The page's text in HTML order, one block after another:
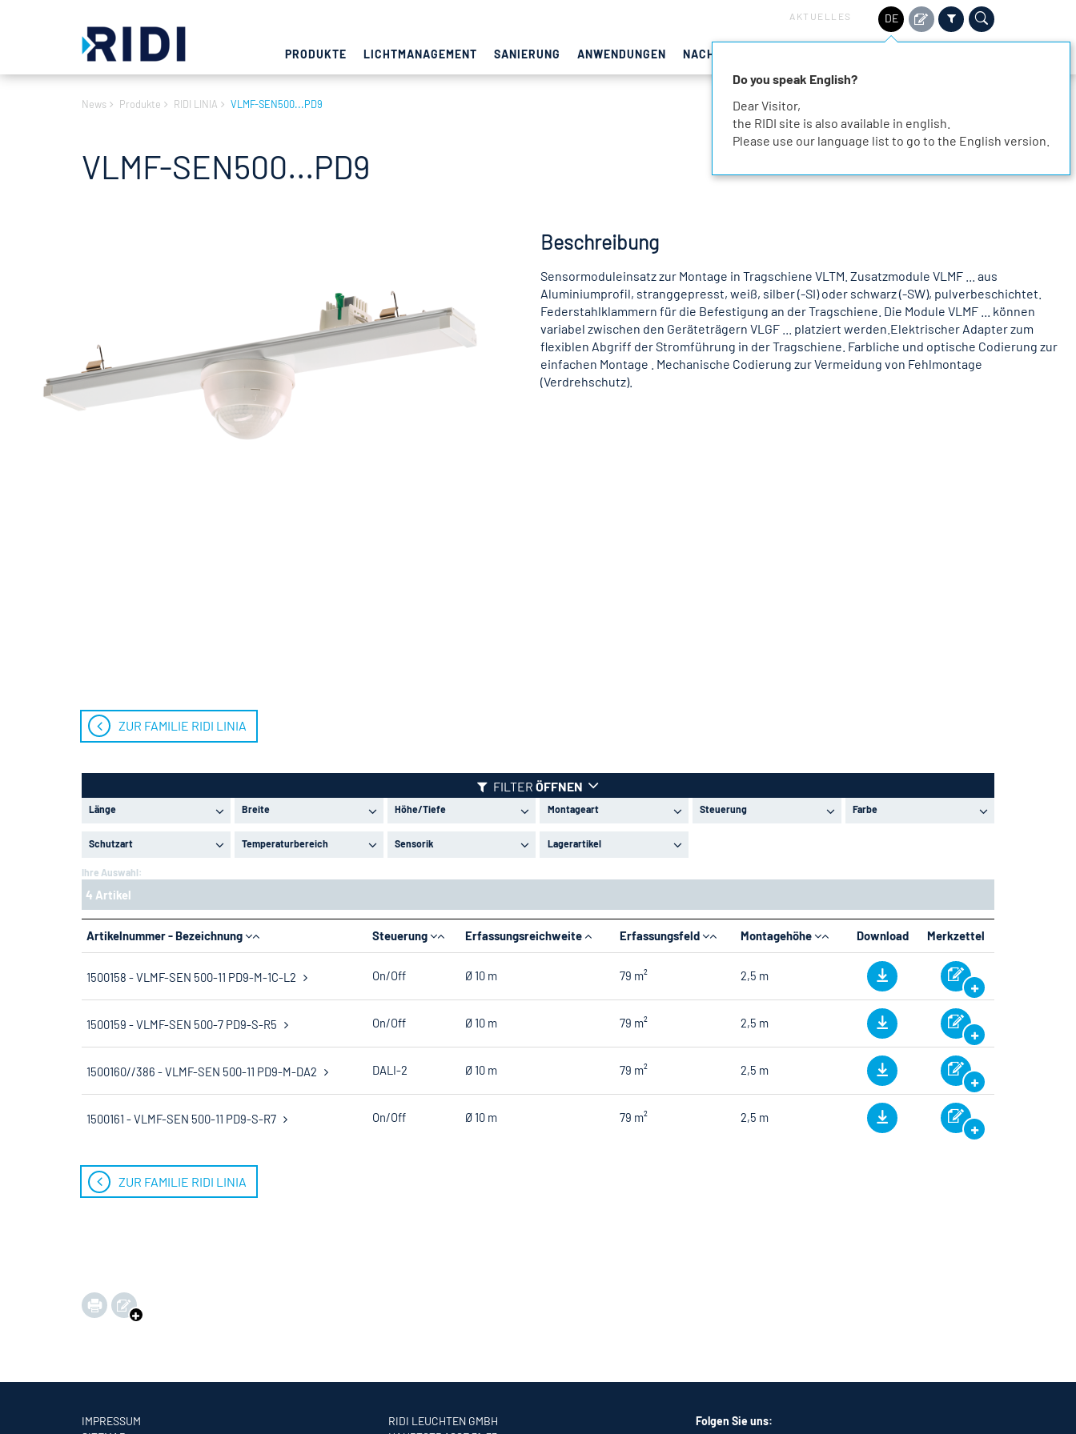
AKTUELLES DE
PRODUKTE LICHTMANAGEMENT SANIERUNG ANWENDUNGEN NACHHALTIGKEIT
News Produkte RIDI LINIA VLMF-SEN500...PD9
VLMF-SEN500...PD9
Beschreibung
Sensormoduleinsatz zur Montage in Tragschiene VLTM. Zusatzmodule VLMF ... aus
Aluminiumprofil, stranggepresst, weiß, silber (-SI) oder schwarz (-SW), pulverbeschichtet.
Federstahlklammern für die Befestigung an der Tragschiene. Die Module VLMF ... können
variabel zwischen den Geräteträgern VLGF ... platziert werden.Elektrischer Adapter zum
flexiblen Abgriff der Stromführung in der Tragschiene. Farbliche und optische Codierung zur
einfachen Montage . Mechanische Codierung zur Vermeidung von Fehlmontage
(Verdrehschutz).
ZUR FAMILIE RIDI LINIA
FILTER ÖFFNEN
Länge Breite Höhe/Tiefe Montageart Steuerung Farbe
Schutzart Temperaturbereich Sensorik Lagerartikel
Ihre Auswahl:
4 Artikel
Artikelnummer - Bezeichnung Steuerung Erfassungsreichweite Erfassungsfeld Montagehöhe Download Merkzettel
1500158 - VLMF-SEN 500-11 PD9-M-1C-L2 On/Off Ø 10 m 79 m² 2,5 m
1500159 - VLMF-SEN 500-7 PD9-S-R5 On/Off Ø 10 m 79 m² 2,5 m
1500160//386 - VLMF-SEN 500-11 PD9-M-DA2 DALI-2 Ø 10 m 79 m² 2,5 m
1500161 - VLMF-SEN 500-11 PD9-S-R7 On/Off Ø 10 m 79 m² 2,5 m
ZUR FAMILIE RIDI LINIA
IMPRESSUM
RIDI LEUCHTEN GMBH
Folgen Sie uns:
Do you speak English?
Dear Visitor,
the RIDI site is also available in english.
Please use our language list to go to the English version.